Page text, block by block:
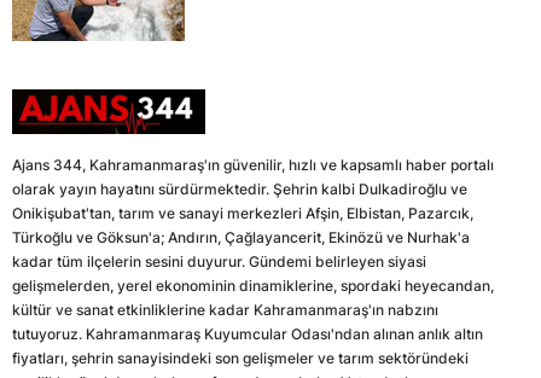
Ajans 344, Kahramanmaraş'ın güvenilir, hızlı ve kapsamlı haber portalı
olarak yayın hayatını sürdürmektedir. Şehrin kalbi Dulkadiroğlu ve
Onikişubat'tan, tarım ve sanayi merkezleri Afşin, Elbistan, Pazarcık,
Türkoğlu ve Göksun'a; Andırın, Çağlayancerit, Ekinözü ve Nurhak'a
kadar tüm ilçelerin sesini duyurur. Gündemi belirleyen siyasi
gelişmelerden, yerel ekonominin dinamiklerine, spordaki heyecandan,
kültür ve sanat etkinliklerine kadar Kahramanmaraş'ın nabzını
tutuyoruz. Kahramanmaraş Kuyumcular Odası'ndan alınan anlık altın
fiyatları, şehrin sanayisindeki son gelişmeler ve tarım sektöründeki